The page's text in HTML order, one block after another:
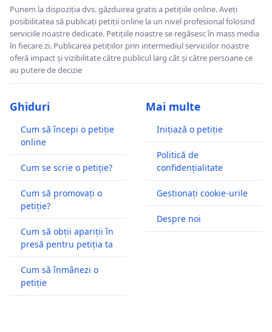
Punem la dispoziția dvs. găzduirea gratis a petițiile online. Aveți
posibilitatea să publicați petiții online la un nivel profesional folosind
serviciile noastre dedicate. Petițiile noastre se regăsesc în mass media
în fiecare zi. Publicarea petițiilor prin intermediul serviciilor noastre
oferă impact și vizibilitate către publicul larg cât și către persoane ce
au putere de decizie
Ghiduri
Cum să începi o petiție
online
Cum se scrie o petiție?
Cum să promovați o
petiție?
Cum să obții apariții în
presă pentru petiția ta
Cum să înmânezi o
petiție
Mai multe
Inițiază o petiție
Politică de
confidențialitate
Gestionați cookie-urile
Despre noi